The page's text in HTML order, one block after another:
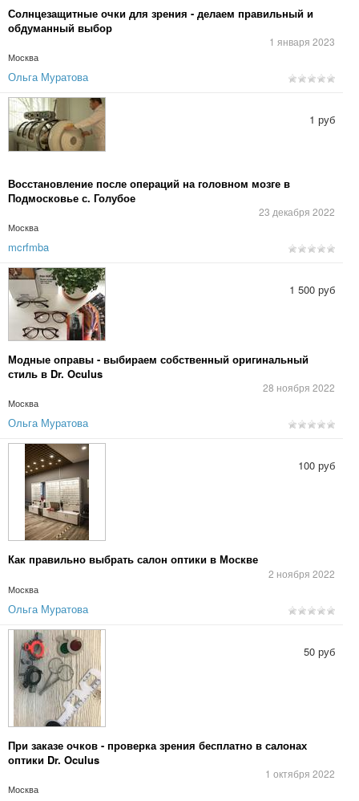
Солнцезащитные очки для зрения - делаем правильный и
обдуманный выбор
1 января 2023
Москва
Ольга Муратова
Восстановление после операций на головном мозге в
Подмосковье с. Голубое
23 декабря 2022
Москва
1 руб
mcrfmba
Модные оправы - выбираем собственный оригинальный
стиль в Dr. Oculus
28 ноября 2022
Москва
1 500 руб
Ольга Муратова
Как правильно выбрать салон оптики в Москве
2 ноября 2022
Москва
100 руб
Ольга Муратова
При заказе очков - проверка зрения бесплатно в салонах
оптики Dr. Oculus
1 октября 2022
Москва
50 руб